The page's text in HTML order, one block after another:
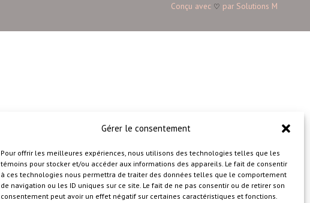
Gérer le consentement
Pour offrir les meilleures expériences, nous utilisons des technologies telles que les
témoins pour stocker et/ou accéder aux informations des appareils. Le fait de consentir
à ces technologies nous permettra de traiter des données telles que le comportement
de navigation ou les ID uniques sur ce site. Le fait de ne pas consentir ou de retirer son
consentement peut avoir un effet négatif sur certaines caractéristiques et fonctions.
Conçu avec ♡ par Solutions M